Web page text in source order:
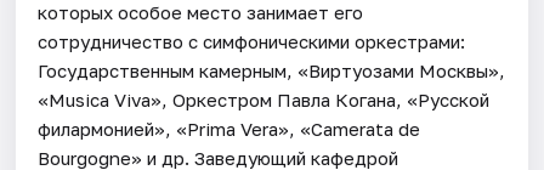
которых особое место занимает его
сотрудничество с симфоническими оркестрами:
Государственным камерным, «Виртуозами Москвы»,
«Musica Viva», Оркестром Павла Когана, «Русской
филармонией», «Prima Vera», «Camerata de
Bourgogne» и др. Заведующий кафедрой